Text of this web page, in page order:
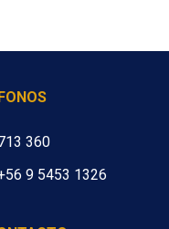
360
9 5453 1326